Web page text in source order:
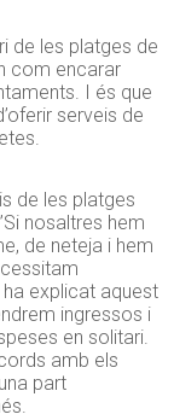
de les platges de
com encarar
I és que
serveis de
de les platges
nosaltres hem
de neteja i hem
explicat aquest
ingressos i
en solitari.
amb els
part